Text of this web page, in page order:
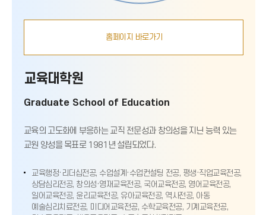
홈페이지 바로가기
교육대학원
Graduate School of Education
교육의 고도화에 부응하는 교직 전문성과 창의성을 지닌 능력 있는
교원 양성을 목표로 1981년 설립되었다.
교육행정·리더십전공, 수업설계·수업컨설팅 전공, 평생·직업교육전공,
상담심리전공, 창의성·영재교육전공, 국어교육전공, 영어교육전공,
일어교육전공, 윤리교육전공, 유아교육전공, 역사전공, 아동
예술심리치료전공, 미디어교육전공, 수학교육전공, 기계교육전공,